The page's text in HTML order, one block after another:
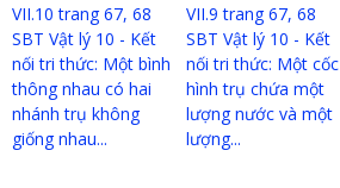
VII.10 trang 67, 68
SBT Vật lý 10 - Kết
nối tri thức: Một bình
thông nhau có hai
nhánh trụ không
giống nhau...
VII.9 trang 67, 68
SBT Vật lý 10 - Kết
nối tri thức: Một cốc
hình trụ chứa một
lượng nước và một
lượng...